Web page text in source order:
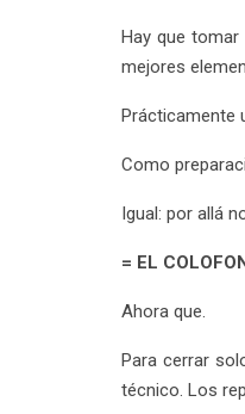
Hay que
mejores
Prácticamente
Como
Igual: por allá
= EL
Ahora que.
Para cerrar
técnico. Los